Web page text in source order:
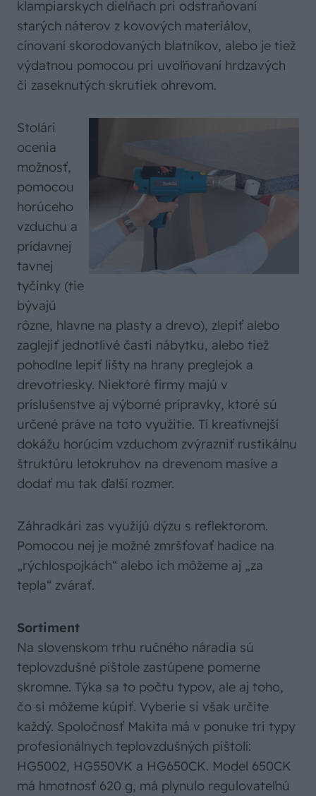
klampiarskych dielňach pri odstraňovaní
starých náterov z kovových materiálov,
cínovaní skorodovaných blatníkov, alebo je tiež
výdatnou pomocou pri uvoľňovaní hrdzavých
či zaseknutých skrutiek ohrevom.
Stolári
ocenia
možnosť,
pomocou
horúceho
vzduchu a
prídavnej
tavnej
tyčinky (tie
bývajú
rôzne, hlavne na plasty a drevo), zlepiť alebo
zaglejiť jednotlivé časti nábytku, alebo tiež
pohodlne lepiť lišty na hrany preglejok a
drevotriesky. Niektoré firmy majú v
príslušenstve aj výborné prípravky, ktoré sú
určené práve na toto využitie. Tí kreatívnejší
dokážu horúcim vzduchom zvýrazniť rustikálnu
štruktúru letokruhov na drevenom masíve a
dodať mu tak ďalší rozmer.
Záhradkári zas využijú dýzu s reflektorom.
Pomocou nej je možné zmršťovať hadice na
„rýchlospojkách“ alebo ich môžeme aj „za
tepla“ zvárať.
Sortiment
Na slovenskom trhu ručného náradia sú
teplovzdušné pištole zastúpene pomerne
skromne. Týka sa to počtu typov, ale aj toho,
čo si môžeme kúpiť. Vyberie si však určite
každý. Spoločnosť Makita má v ponuke tri typy
profesionálnych teplovzdušných pištolí:
HG5002, HG550VK a HG650CK. Model 650CK
má hmotnosť 620 g, má plynulo regulovateľnú